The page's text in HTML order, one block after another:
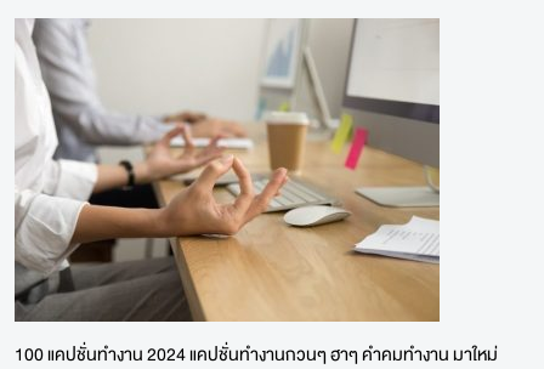
100 แคปชั่นทํางาน 2024 แคปชั่นทำงานกวนๆ ฮาๆ คำคมทำงาน มาใหม่